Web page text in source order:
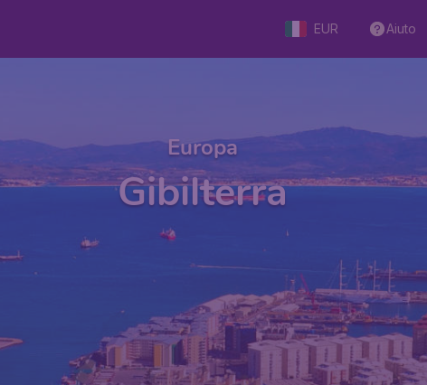
EUR Aiuto
Europa
Gibilterra